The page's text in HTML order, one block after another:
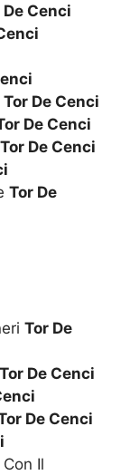
De Cenci
Tor De Cenci
De Cenci
Tor De Cenci
Tor De
Tor De
Tor De Cenci
De Cenci
Il